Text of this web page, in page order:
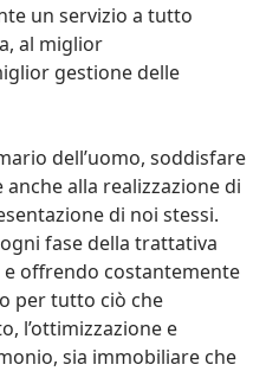
un servizio a tutto
al miglior
gestione delle
dell’uomo, soddisfare
alla realizzazione di
di noi stessi.
fase della trattativa
offrendo costantemente
per tutto ciò che
l’ottimizzazione e
sia immobiliare che